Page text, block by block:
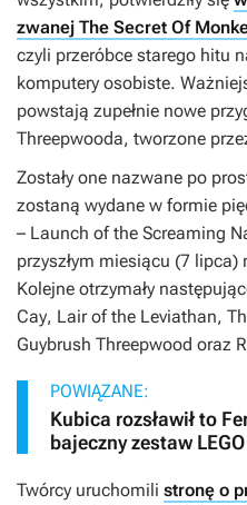
zwanej The Secret Of
czyli przeróbce starego hitu
komputery osobiste.
powstają zupełnie nowe
Threepwooda, tworzone
Zostały one nazwane po
zostaną wydane w formie
– Launch of the Screaming
przyszłym miesiącu (7
Kolejne otrzymały
Cay, Lair of the Leviathan,
Guybrush Threepwood oraz
POWIĄZANE:
Kubica rozsławił to
bajeczny zestaw
Twórcy uruchomili stronę o